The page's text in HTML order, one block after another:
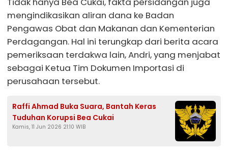
mengindikasikan aliran dana ke Badan
Pengawas Obat dan Makanan dan Kementerian
Perdagangan. Hal ini terungkap dari berita acara
pemeriksaan terdakwa lain, Andri, yang menjabat
sebagai Ketua Tim Dokumen Importasi di
perusahaan tersebut.
Raffi Ahmad Buka Suara, Bantah Keras
Tuduhan Korupsi Bea Cukai
Kamis, 11 Jun 2026 21:10 WIB